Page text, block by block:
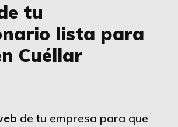
tu
lista para
Cuéllar
de tu empresa para que